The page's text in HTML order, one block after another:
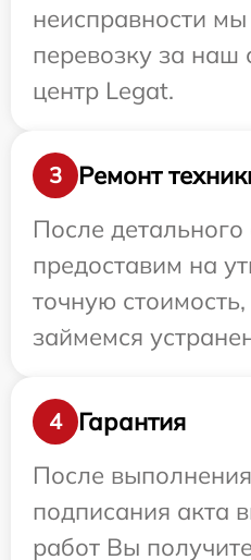
неисправности
перевозку за наш
центр Legat.
3
Ремонт
После
предоставим на
точную
займемся
4
Гарантия
После
подписания акта
работ Вы